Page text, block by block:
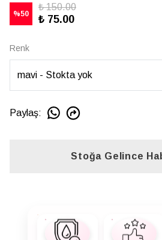
%50
₺ 150.00
₺ 75.00
Renk
Paylaş:
Stoğa Gelince